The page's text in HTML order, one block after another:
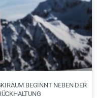
BEGINNT NEBEN DER